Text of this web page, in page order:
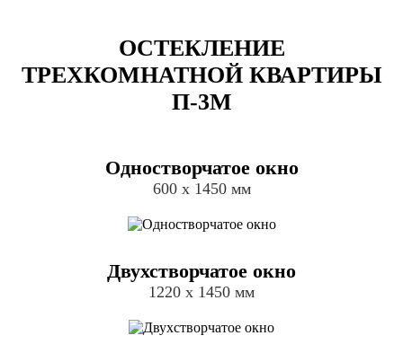
ОСТЕКЛЕНИЕ
ТРЕХКОМНАТНОЙ КВАРТИРЫ
П-3М
Одностворчатое окно
600 х 1450 мм
Двухстворчатое окно
1220 х 1450 мм